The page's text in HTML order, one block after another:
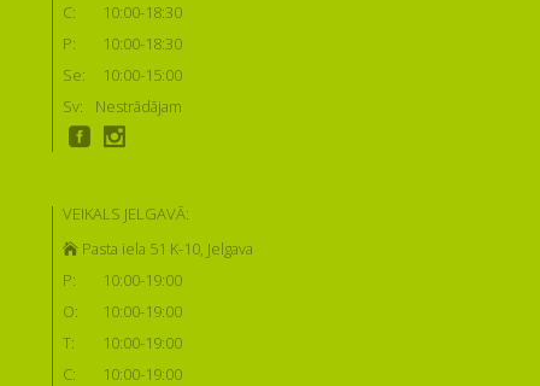
C:
10:00-18:30
P:
10:00-18:30
Se:
10:00-15:00
Sv:
Nestrādājam
VEIKALS JELGAVĀ:
Pasta iela 51 K-10, Jelgava
P:
10:00-19:00
O:
10:00-19:00
T:
10:00-19:00
C:
10:00-19:00